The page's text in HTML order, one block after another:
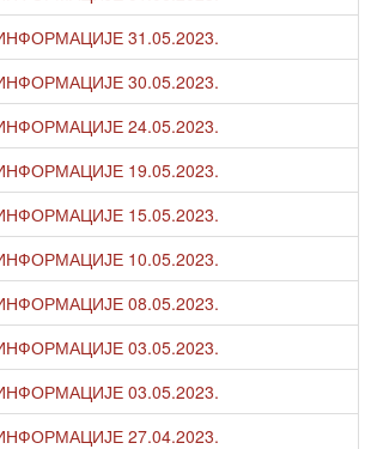
31.05.2023.
30.05.2023.
24.05.2023.
19.05.2023.
15.05.2023.
10.05.2023.
08.05.2023.
03.05.2023.
03.05.2023.
27.04.2023.